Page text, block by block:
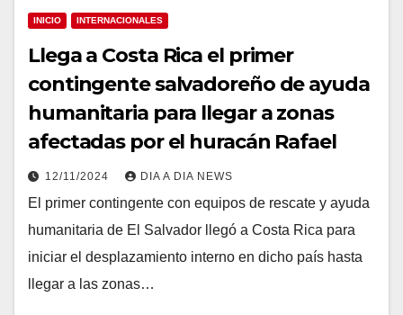
INICIO INTERNACIONALES
Llega a Costa Rica el primer
contingente salvadoreño de ayuda
humanitaria para llegar a zonas
afectadas por el huracán Rafael
12/11/2024 DIA A DIA NEWS
El primer contingente con equipos de rescate y ayuda
humanitaria de El Salvador llegó a Costa Rica para
iniciar el desplazamiento interno en dicho país hasta
llegar a las zonas…